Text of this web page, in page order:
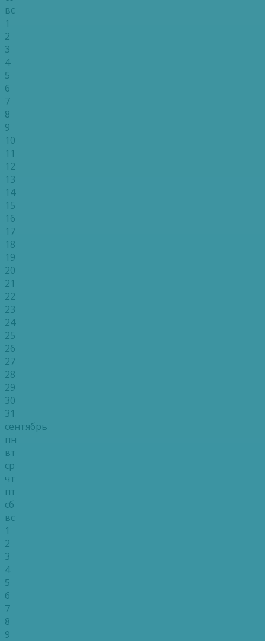
вс
1
2
3
4
5
6
7
8
9
10
11
12
13
14
15
16
17
18
19
20
21
22
23
24
25
26
27
28
29
30
31
сентябрь
пн
вт
ср
чт
пт
сб
вс
1
2
3
4
5
6
7
8
9